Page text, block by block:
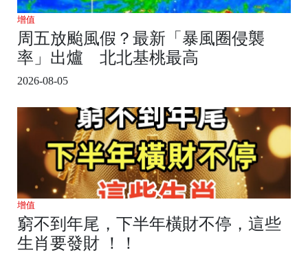
增值
周五放颱風假？最新「暴風圈侵襲
率」出爐 北北基桃最高
2026-08-05
增值
窮不到年尾，下半年橫財不停，這些
生肖要發財 ！！